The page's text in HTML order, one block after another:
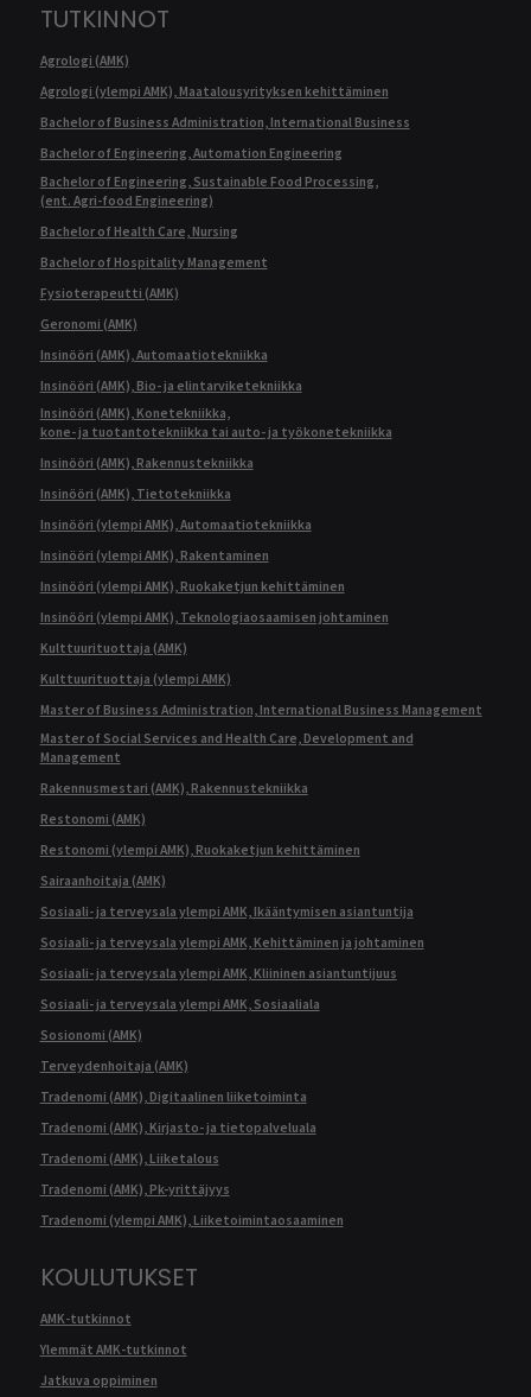
TUTKINNOT
Agrologi (AMK)
Agrologi (ylempi AMK), Maatalousyrityksen kehittäminen
Bachelor of Business Administration, International Business
Bachelor of Engineering, Automation Engineering
Bachelor of Engineering, Sustainable Food Processing,
(ent. Agri-food Engineering)
Bachelor of Health Care, Nursing
Bachelor of Hospitality Management
Fysioterapeutti (AMK)
Geronomi (AMK)
Insinööri (AMK), Automaatiotekniikka
Insinööri (AMK), Bio- ja elintarviketekniikka
Insinööri (AMK), Konetekniikka,
kone- ja tuotantotekniikka tai auto- ja työkonetekniikka
Insinööri (AMK), Rakennustekniikka
Insinööri (AMK), Tietotekniikka
Insinööri (ylempi AMK), Automaatiotekniikka
Insinööri (ylempi AMK), Rakentaminen
Insinööri (ylempi AMK), Ruokaketjun kehittäminen
Insinööri (ylempi AMK), Teknologiaosaamisen johtaminen
Kulttuurituottaja (AMK)
Kulttuurituottaja (ylempi AMK)
Master of Business Administration, International Business Management
Master of Social Services and Health Care, Development and
Management
Rakennusmestari (AMK), Rakennustekniikka
Restonomi (AMK)
Restonomi (ylempi AMK), Ruokaketjun kehittäminen
Sairaanhoitaja (AMK)
Sosiaali- ja terveysala ylempi AMK, Ikääntymisen asiantuntija
Sosiaali- ja terveysala ylempi AMK, Kehittäminen ja johtaminen
Sosiaali- ja terveysala ylempi AMK, Kliininen asiantuntijuus
Sosiaali- ja terveysala ylempi AMK, Sosiaaliala
Sosionomi (AMK)
Terveydenhoitaja (AMK)
Tradenomi (AMK), Digitaalinen liiketoiminta
Tradenomi (AMK), Kirjasto- ja tietopalveluala
Tradenomi (AMK), Liiketalous
Tradenomi (AMK), Pk-yrittäjyys
Tradenomi (ylempi AMK), Liiketoimintaosaaminen
KOULUTUKSET
AMK-tutkinnot
Ylemmät AMK-tutkinnot
Jatkuva oppiminen